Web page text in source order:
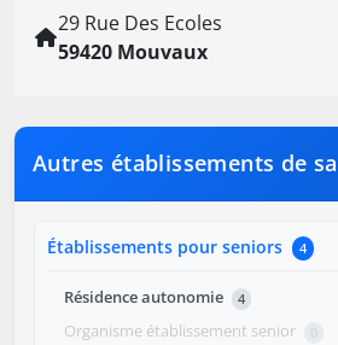
29 Rue Des Ecoles
59420 Mouvaux
Autres établissements de
Établissements pour seniors 4
Résidence autonomie 4
Organisme établissement senior 0